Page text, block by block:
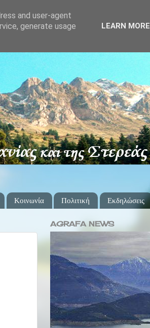
Κοινωνία Πολιτική Εκδηλώσεις
AGRAFA NEWS
and user-agent
generate usage
LEARN MORE